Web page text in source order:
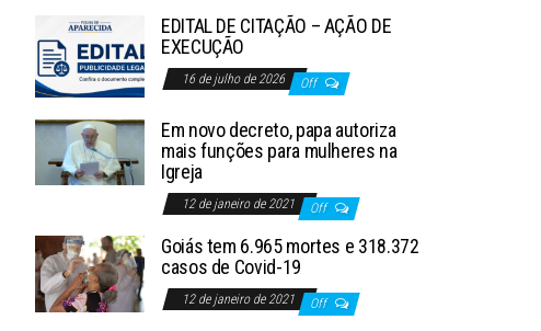
EDITAL DE CITAÇÃO – AÇÃO DE
EXECUÇÃO
16 de julho de 2026 Off
Em novo decreto, papa autoriza
mais funções para mulheres na
Igreja
12 de janeiro de 2021 Off
Goiás tem 6.965 mortes e 318.372
casos de Covid-19
12 de janeiro de 2021 Off